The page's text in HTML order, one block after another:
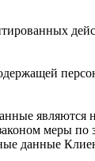
меры по
данные